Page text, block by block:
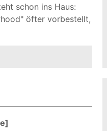
schon ins Haus:
öfter vorbestellt,